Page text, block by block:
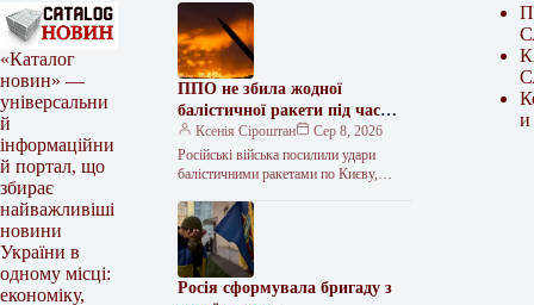
«Каталог
новин» —
універсальни
й
інформаційни
й портал, що
збирає
найважливіші
новини
України в
одному місці:
економіку,
ППО не збила жодної
балістичної ракети під час
нічної атаки
Ксенія Сіроштан
Сер 8, 2026
Російські війська посилили удари
балістичними ракетами по Києву,
шість зенітно-керованих ракет С-400
та…
Росія сформувала бригаду з
и